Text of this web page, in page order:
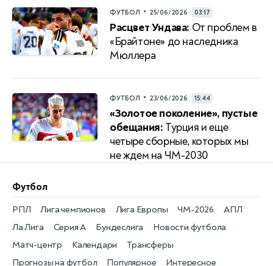
ФУТБОЛ • 25/06/2026 03:17
Расцвет Ундава: От проблем в
«Брайтоне» до наследника
Мюллера
ФУТБОЛ • 23/06/2026 15:44
«Золотое поколение», пустые
обещания: Турция и еще
четыре сборные, которых мы
не ждем на ЧМ-2030
Футбол
Новости футбола
РПЛ
Матч-центр
Лига чемпионов
Календари
Лига Европы
Трансферы
ЧМ-2026
Прогнозы на футбол
АПЛ
Популярное
Ла Лига
Интересное
Серия А Бундеслига